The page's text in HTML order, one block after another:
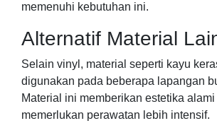
memenuhi kebutuhan ini.
Alternatif Material
Selain vinyl, material seperti kayu
digunakan pada beberapa lapangan
Material ini memberikan estetika alami
memerlukan perawatan lebih intensif.